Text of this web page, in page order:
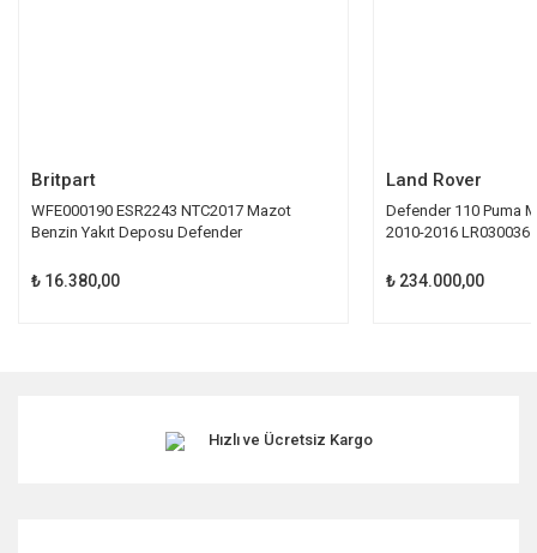
Britpart
WFE000190 ESR2243 NTC2017 Mazot
Benzin Yakıt Deposu Defender
₺ 16.380,00
Land Rover
Defender 110 Puma
2010-2016 LR030036
₺ 234.000,00
Hızlı ve Ücretsiz Kargo